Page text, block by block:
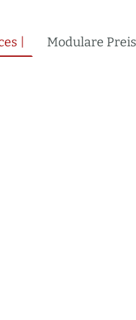
| Modulare